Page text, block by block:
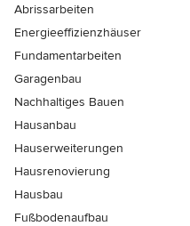
Abrissarbeiten
Energieeffizienzhäuser
Fundamentarbeiten
Garagenbau
Nachhaltiges Bauen
Hausanbau
Hauserweiterungen
Hausrenovierung
Hausbau
Fußbodenaufbau